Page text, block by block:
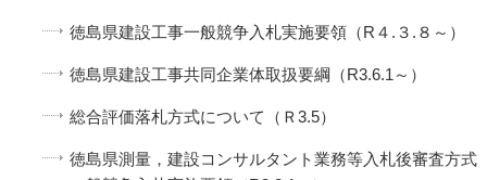
徳島県建設工事一般競争入札実施要領（R４.３.８～）
徳島県建設工事共同企業体取扱要綱（R3.6.1～）
総合評価落札方式について（Ｒ3.5）
徳島県測量，建設コンサルタント業務等入札後審査方式